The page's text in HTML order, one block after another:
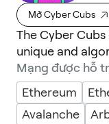
Mở Cyber Cubs
The Cyber
unique and
Mạng được hỗ
Ethereum
Avalanche